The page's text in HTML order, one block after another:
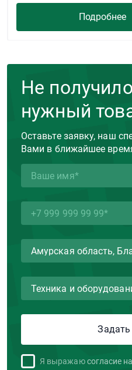
Подробнее
Не
нужный
Оставьте заявку, наш
Вами в ближайшее
Я выражаю согласие